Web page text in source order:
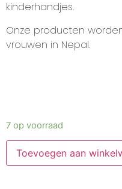
kinderhandjes.
Onze producten
vrouwen in Nepal.
7 op voorraad
Toevoegen aan